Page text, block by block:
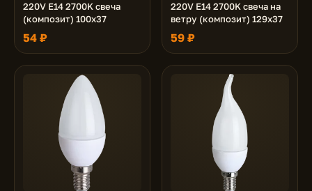
220V E14 2700K свеча
(композит) 100x37
54 ₽
220V E14 2700K свеча на
ветру (композит) 129x37
59 ₽